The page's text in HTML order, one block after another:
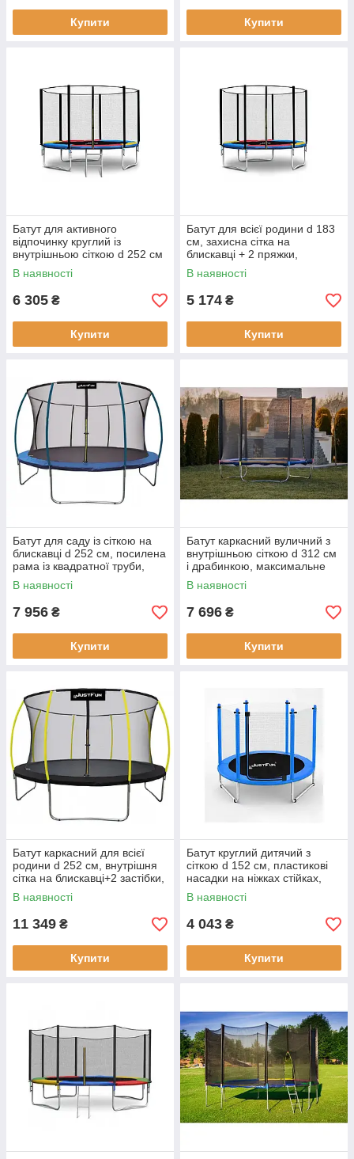
Купити Купити
Батут для активного
відпочинку круглий із
внутрішньою сіткою d 252 см
та матом з поліпропілену,
різнобарвний
В наявності
6 305 ₴
Купити
Батут для всієї родини d 183
см, захисна сітка на
блискавці + 2 пряжки,
оцинкований каркас, ніжки у
формі U
В наявності
5 174 ₴
Купити
Батут для саду із сіткою на
блискавці d 252 см, посилена
рама із квадратної труби,
навантаження до 150 кг,
синій
В наявності
7 956 ₴
Купити
Батут каркасний вуличний з
внутрішньою сіткою d 312 см
і драбинкою, максимальне
навантаження 150 кг,
кольоровий
В наявності
7 696 ₴
Купити
Батут каркасний для всієї
родини d 252 см, внутрішня
сітка на блискавці+2 застібки,
навантаження до 150 кг,
жовтий
В наявності
11 349 ₴
Купити
Батут круглий дитячий з
сіткою d 152 см, пластикові
насадки на ніжках стійках,
сталевий каркас, колір синій
В наявності
4 043 ₴
Купити